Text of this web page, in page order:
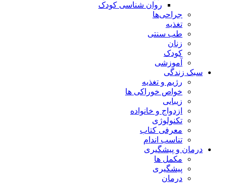
روان شناسی کودک
جراحی‌ها
تغذیه
طب سنتی
زنان
کودک
آموزشی
سبک زندگی
رژیم و تغذیه
خواص خوراکی ها
زیبایی
ازدواج و خانواده
تکنولوژی
معرفی کتاب
تناسب اندام
درمان و پیشگیری
مکمل ها
پیشگیری
درمان